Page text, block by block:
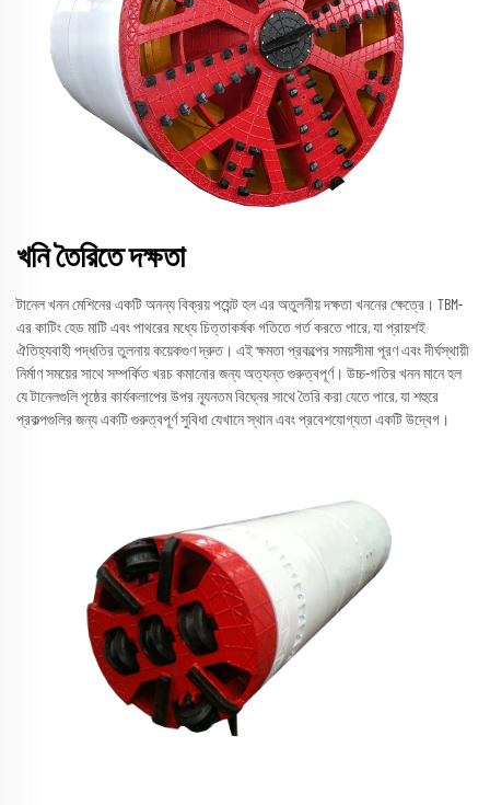
খনি তৈরিতে দক্ষতা
টানেল খনন মেশিনের একটি অনন্য বিক্রয় পয়েন্ট হল এর অতুলনীয় দক্ষতা খননের ক্ষেত্রে। TBM-
এর কাটিং হেড মাটি এবং পাথরের মধ্যে চিত্তাকর্ষক গতিতে গর্ত করতে পারে, যা প্রায়শই
ঐতিহ্যবাহী পদ্ধতির তুলনায় কয়েকগুণ দ্রুত। এই ক্ষমতা প্রকল্পের সময়সীমা পূরণ এবং দীর্ঘস্থায়ী
নির্মাণ সময়ের সাথে সম্পর্কিত খরচ কমানোর জন্য অত্যন্ত গুরুত্বপূর্ণ। উচ্চ-গতির খনন মানে হল
যে টানেলগুলি পৃষ্ঠের কার্যকলাপের উপর ন্যূনতম বিঘ্নের সাথে তৈরি করা যেতে পারে, যা শহুরে
প্রকল্পগুলির জন্য একটি গুরুত্বপূর্ণ সুবিধা যেখানে স্থান এবং প্রবেশযোগ্যতা একটি উদ্বেগ।